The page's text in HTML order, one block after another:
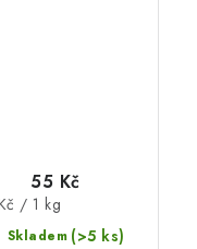
Skladem (>5 ks)
55 Kč
/ 1 kg